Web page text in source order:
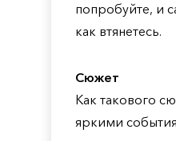
попробуйте, и
как втянетесь.
Сюжет
Как такового
яркими